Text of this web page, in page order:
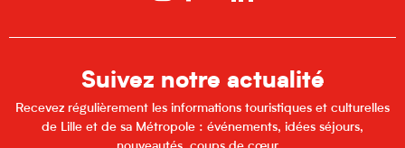
Suivez notre actualité
Recevez régulièrement les informations touristiques et culturelles
de Lille et de sa Métropole : événements, idées séjours,